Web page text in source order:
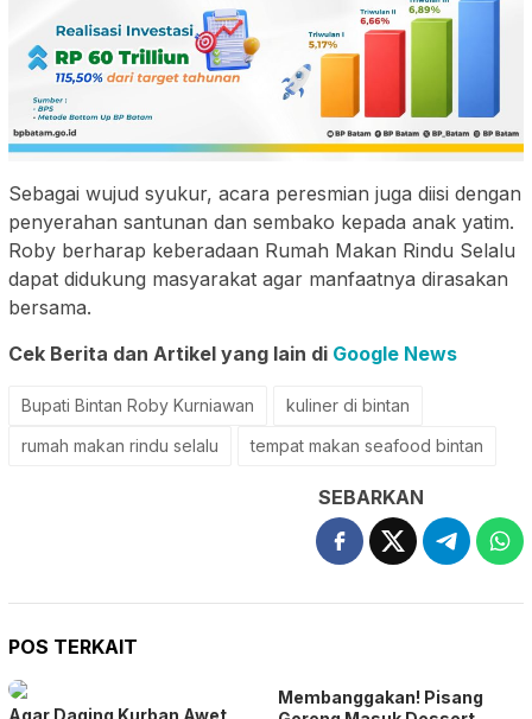
Sebagai wujud syukur, acara peresmian juga diisi dengan
penyerahan santunan dan sembako kepada anak yatim.
Roby berharap keberadaan Rumah Makan Rindu Selalu
dapat didukung masyarakat agar manfaatnya dirasakan
bersama.
Cek Berita dan Artikel yang lain di Google News
Bupati Bintan Roby Kurniawan
kuliner di bintan
rumah makan rindu selalu
tempat makan seafood bintan
SEBARKAN
POS TERKAIT
Agar Daging Kurban Awet
Membanggakan! Pisang